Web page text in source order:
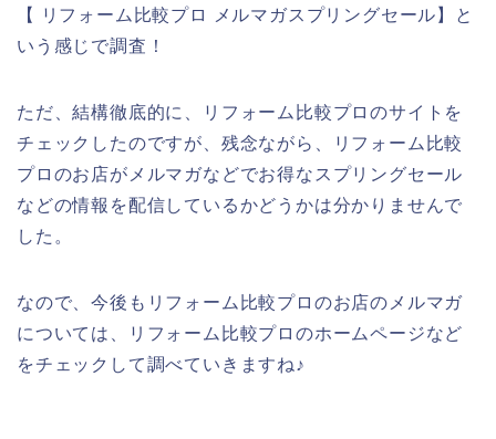
【 リフォーム比較プロ メルマガスプリングセール】と
いう感じで調査！
ただ、結構徹底的に、リフォーム比較プロのサイトを
チェックしたのですが、残念ながら、リフォーム比較
プロのお店がメルマガなどでお得なスプリングセール
などの情報を配信しているかどうかは分かりませんで
した。
なので、今後もリフォーム比較プロのお店のメルマガ
については、リフォーム比較プロのホームページなど
をチェックして調べていきますね♪